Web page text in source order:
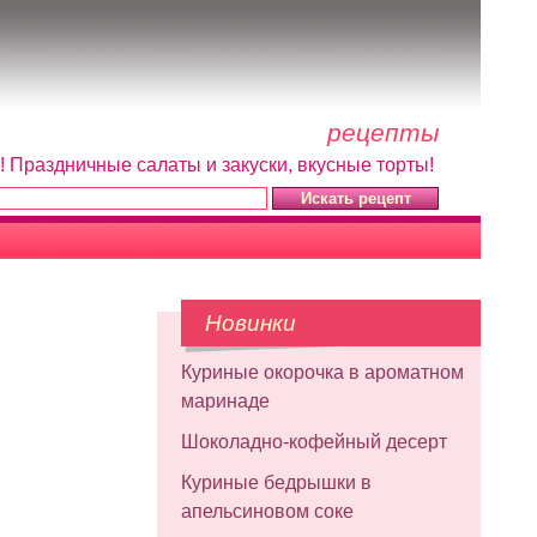
рецепты
салаты и закуски, вкусные торты!
Новинки
Куриные окорочка в ароматном
маринаде
Шоколадно-кофейный десерт
Куриные бедрышки в
апельсиновом соке